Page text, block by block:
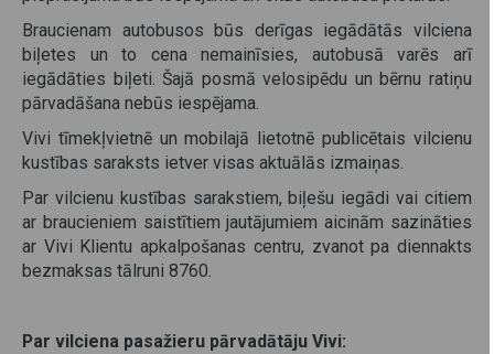
Braucienam autobusos būs derīgas iegādātās vilciena
biļetes un to cena nemainīsies, autobusā varēs arī
iegādāties biļeti. Šajā posmā velosipēdu un bērnu ratiņu
pārvadāšana nebūs iespējama.
Vivi tīmekļvietnē un mobilajā lietotnē publicētais vilcienu
kustības saraksts ietver visas aktuālās izmaiņas.
Par vilcienu kustības sarakstiem, biļešu iegādi vai citiem
ar braucieniem saistītiem jautājumiem aicinām sazināties
ar Vivi Klientu apkalpošanas centru, zvanot pa diennakts
bezmaksas tālruni 8760.
Par vilciena pasažieru pārvadātāju Vivi: